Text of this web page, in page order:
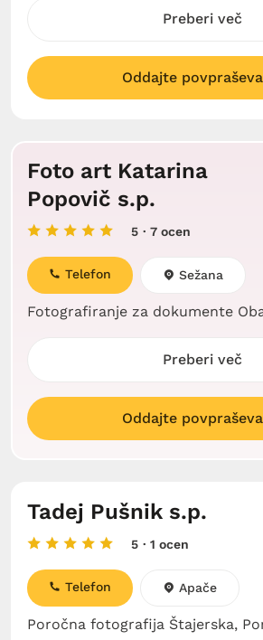
Preberi več
Oddajte
Foto art Katarina
Popovič s.p.
5 · 7 ocen
Fotografiranje za dokumente
Telefon Sežana
Preberi več
Oddajte
Tadej Pušnik s.p.
5 · 1 ocen
Poročna fotografija Štajerska,
Telefon Apače